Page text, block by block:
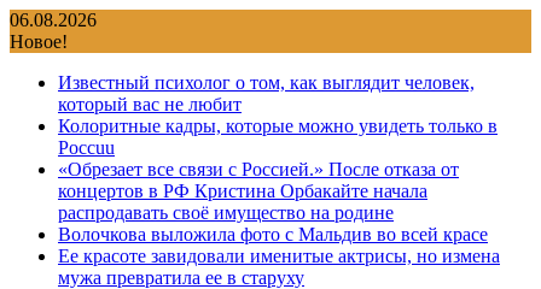
Перейти
к
06.08.2026
Новое!
Известный психолог о том, как выглядит человек,
который вас не любит
Колоритные кадры, которые можно увидеть только в
Россuu
«Обрезает все связи с Россией.» После отказа от
концертов в РФ Кристина Орбакайте начала
распродавать своё имущество на родине
Волочкова выложила фото с Мальдив во всей красе
Ее красоте завидовали именитые актрисы, но измена
мужа превратила ее в старуху